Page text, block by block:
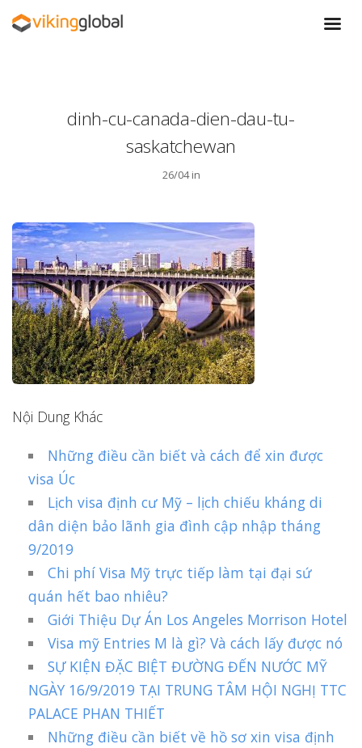
dinh-cu-canada-dien-dau-tu-
saskatchewan
26/04 in
Nội Dung Khác
Những điều cần biết và cách để xin được
visa Úc
Lịch visa định cư Mỹ – lịch chiếu kháng di
dân diện bảo lãnh gia đình cập nhập tháng
9/2019
Chi phí Visa Mỹ trực tiếp làm tại đại sứ
quán hết bao nhiêu?
Giới Thiệu Dự Án Los Angeles Morrison Hotel
Visa mỹ Entries M là gì? Và cách lấy được nó
SỰ KIỆN ĐẶC BIỆT ĐƯỜNG ĐẾN NƯỚC MỸ
NGÀY 16/9/2019 TẠI TRUNG TÂM HỘI NGHỊ TTC
PALACE PHAN THIẾT
Những điều cần biết về hồ sơ xin visa định